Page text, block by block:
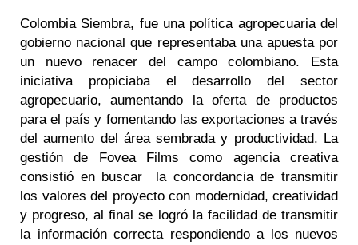
Colombia Siembra, fue una política agropecuaria del
gobierno nacional que representaba una apuesta por
un nuevo renacer del campo colombiano. Esta
iniciativa propiciaba el desarrollo del sector
agropecuario, aumentando la oferta de productos
para el país y fomentando las exportaciones a través
del aumento del área sembrada y productividad. La
gestión de Fovea Films como agencia creativa
consistió en buscar la concordancia de transmitir
los valores del proyecto con modernidad, creatividad
y progreso, al final se logró la facilidad de transmitir
la información correcta respondiendo a los nuevos